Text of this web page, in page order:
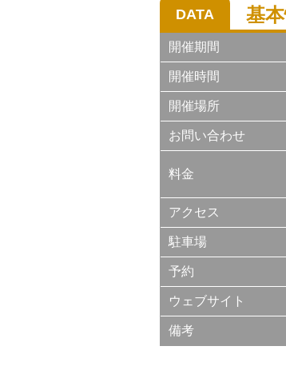
DATA 基
開催期間
開催時間
開催場所
お問い合わせ
料金
アクセス
駐車場
予約
ウェブサイト
備考